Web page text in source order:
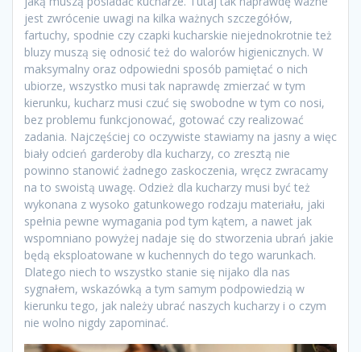
jest zwrócenie uwagi na kilka ważnych szczegółów,
fartuchy, spodnie czy czapki kucharskie niejednokrotnie też
bluzy muszą się odnosić też do walorów higienicznych. W
maksymalny oraz odpowiedni sposób pamiętać o nich
ubiorze, wszystko musi tak naprawdę zmierzać w tym
kierunku, kucharz musi czuć się swobodne w tym co nosi,
bez problemu funkcjonować, gotować czy realizować
zadania. Najczęściej co oczywiste stawiamy na jasny a więc
biały odcień garderoby dla kucharzy, co zresztą nie
powinno stanowić żadnego zaskoczenia, wręcz zwracamy
na to swoistą uwagę. Odzież dla kucharzy musi być też
wykonana z wysoko gatunkowego rodzaju materiału, jaki
spełnia pewne wymagania pod tym kątem, a nawet jak
wspomniano powyżej nadaje się do stworzenia ubrań jakie
będą eksploatowane w kuchennych do tego warunkach.
Dlatego niech to wszystko stanie się nijako dla nas
sygnałem, wskazówką a tym samym podpowiedzią w
kierunku tego, jak należy ubrać naszych kucharzy i o czym
nie wolno nigdy zapominać.